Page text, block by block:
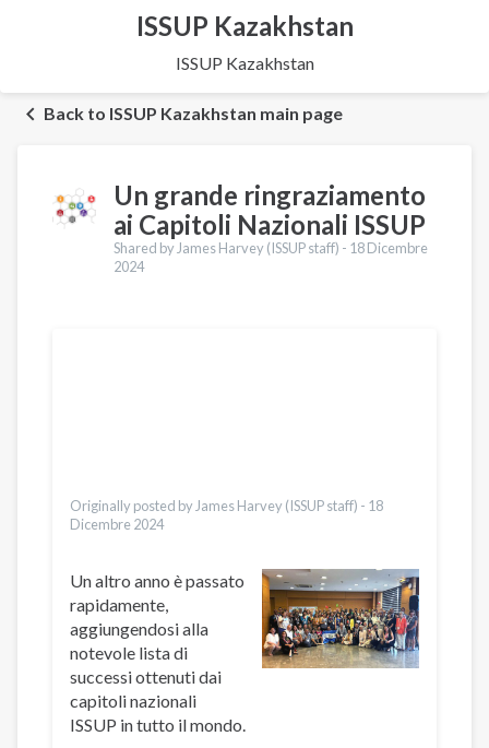
ISSUP Kazakhstan
ISSUP Kazakhstan
Back to ISSUP Kazakhstan main page
Un grande ringraziamento
ai Capitoli Nazionali ISSUP
Shared by James Harvey (ISSUP staff) - 18 Dicembre
2024
Originally posted by James Harvey (ISSUP staff) - 18
Dicembre 2024
Un altro anno è passato
rapidamente,
aggiungendosi alla
notevole lista di
successi ottenuti dai
capitoli nazionali
ISSUP in tutto il mondo.